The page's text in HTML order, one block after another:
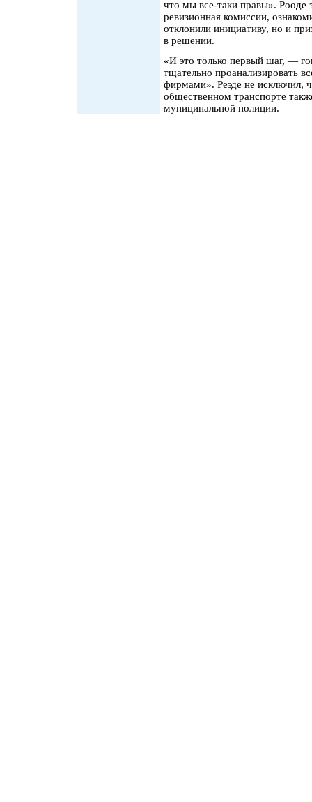
что мы все-таки правы». Рооде
ревизионная комиссии,
отклонили инициативу, но и
в решении.
«И это только первый шаг, —
тщательно проанализировать
фирмами». Реэде не исключил,
общественном транспорте
муниципальной полиции.